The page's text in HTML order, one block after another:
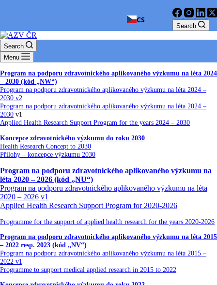
Search
CS
Search
Menu
Program na podporu zdravotnického aplikovaného výzkumu na léta 2024
– 2030 (kód „NW“)
Program na podporu zdravotnického aplikovaného výzkumu na léta 2024 –
2030 v2
Program na podporu zdravotnického aplikovaného výzkumu na léta 2024 –
2030 v1
Applied Health Research Support Program for the years 2024 – 2030
Koncepce zdravotnického výzkumu do roku 2030
Health Research Concept to 2030
Přílohy – koncepce výzkumu 2030
Program na podporu zdravotnického aplikovaného výzkumu na
léta 2020 – 2026 (kód „NU“)
Program na podporu zdravotnického aplikovaného výzkumu na léta
2020 – 2026 v1
Applied Health Research Support Program for 2020-2026
Programme for the support of applied health research for the years 2020-2026
Program na podporu zdravotnického aplikovaného výzkumu na léta 2015
– 2022 resp. 2023 (kód „NV“)
Program na podporu zdravotnického aplikovaného výzkumu na léta 2015 –
2022 v1
Programme to support medical applied research in 2015 to 2022